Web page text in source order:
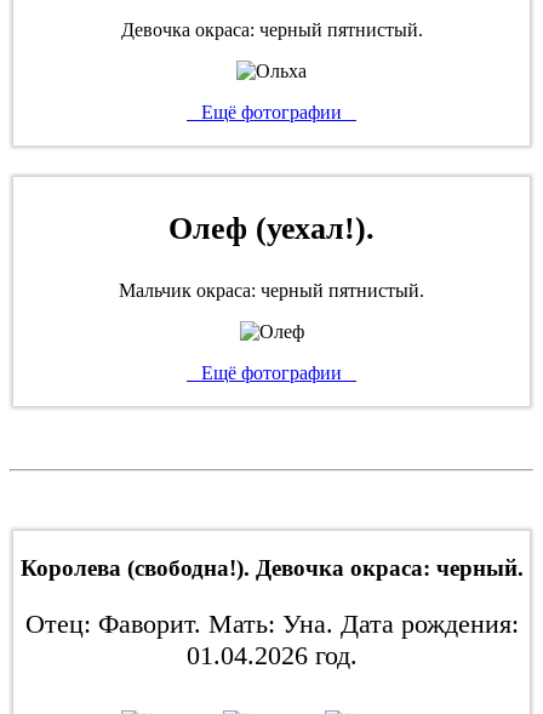
Девочка окраса: черный пятнистый.
Ещё фотографии
Олеф (уехал!).
Мальчик окраса: черный пятнистый.
Ещё фотографии
Королева (свободна!). Девочка окраса: черный.
Отец: Фаворит. Мать: Уна. Дата рождения:
01.04.2026 год.